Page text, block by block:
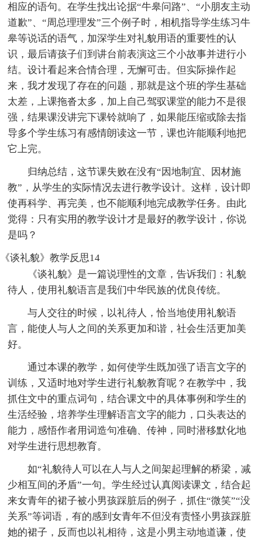
相应的语句。在学生找出论据“牛皋问路”、“小朋友主动
道歉”、“周总理理发”三个例子时，相机指导学生练习牛
皋等说话的语气，加深学生对礼貌用语的重要性的认
识，最后请孩子们到讲台前表演这三个小故事并进行小
结。设计看起来合情合理，无懈可击。但实际操作起
来，我才发现了存在的问题，那就是这个班的学生基础
太差，上课拖沓太多，加上自己驾驭课堂的能力不是很
强，结果课没讲完下课铃就响了，如果能压缩或除去指
导多个学生练习有感情朗读这一节，课也许能顺利地把
它上完。
归纳总结，这节课失败在没有“因地制宜、因材施
教”，从学生的实际情况去进行教学设计。这样，设计即
使再科学、再完美，也不能顺利地完成教学任务。由此
觉得：只有实用的教学设计才是最好的教学设计，你说
是吗？
《谈礼貌》教学反思14
《谈礼貌》是一篇说理性的文章，告诉我们：礼貌
待人，使用礼貌语言是我们中华民族的优良传统。
与人交往的时候，以礼待人，恰当地使用礼貌语
言，能使人与人之间的关系更加和谐，社会生活更加美
好。
通过本课的教学，如何使学生既加强了语言文字的
训练，又适时地对学生进行礼貌教育呢？在教学中，我
抓住文中的重点词句，结合课文中的具体事例和学生的
生活经验，培养学生理解语言文字的能力，口头表达的
能力，感悟作者用词造句准确、传神，同时潜移默化地
对学生进行思想教育。
如“礼貌待人可以在人与人之间架起理解的桥梁，减
少相互间的矛盾”一句。学生经过认真阅读课文，结合起
来女青年的裙子被小男孩踩脏后的例子，抓住“微笑”“没
关系”等词语，有的感到女青年不但没有责怪小男孩踩脏
她的裙子，反而也以礼相待，这是小男主动地道谦，使